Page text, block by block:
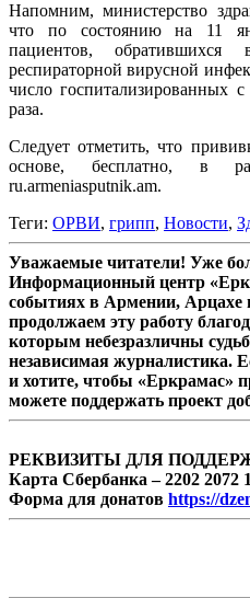
Напомним, министерство
что по состоянию на 11
пациентов,
респираторной вирусной
число госпитализированных
раза.
Следует отметить, что
основе, бесплатно, в
ru.armeniasputnik.am.
Теги: ОРВИ, грипп, Новости,
Уважаемые читатели! Уже
Информационный центр
событиях в Армении,
продолжаем эту работу
которым небезразличны
независимая журналистика.
и хотите, чтобы «Еркрамас»
можете поддержать проект
РЕКВИЗИТЫ ДЛЯ
Карта Сбербанка – 2202 2072
Форма для донатов https://